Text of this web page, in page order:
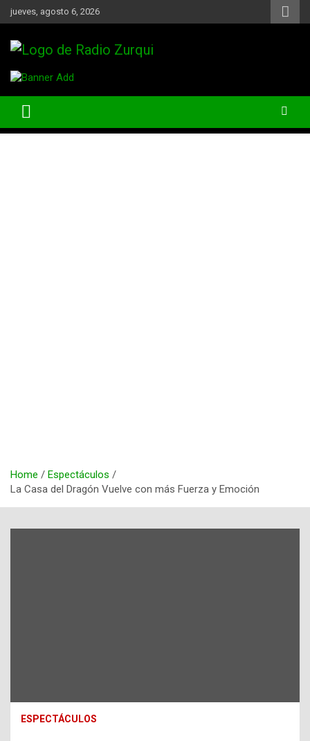
Skip
to
jueves, agosto 6, 2026
Radio Zurqui
Home
Espectáculos
La Casa del Dragón Vuelve con más Fuerza y Emoción
ESPECTÁCULOS